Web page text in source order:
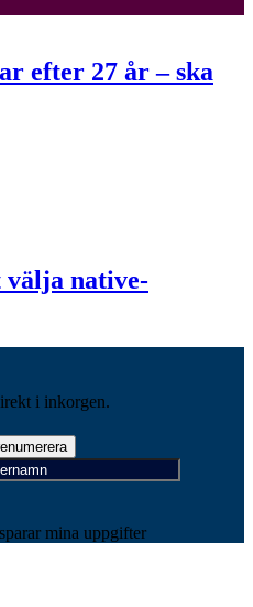
efter 27 år – ska
native-
i inkorgen.
mina uppgifter